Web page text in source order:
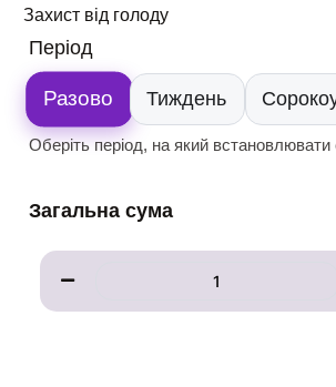
Захист від голоду
Період
Разово Тиждень
Оберіть період, на який встановлювати
Загальна сума
до
ікони
«Годувальниця»
кількість